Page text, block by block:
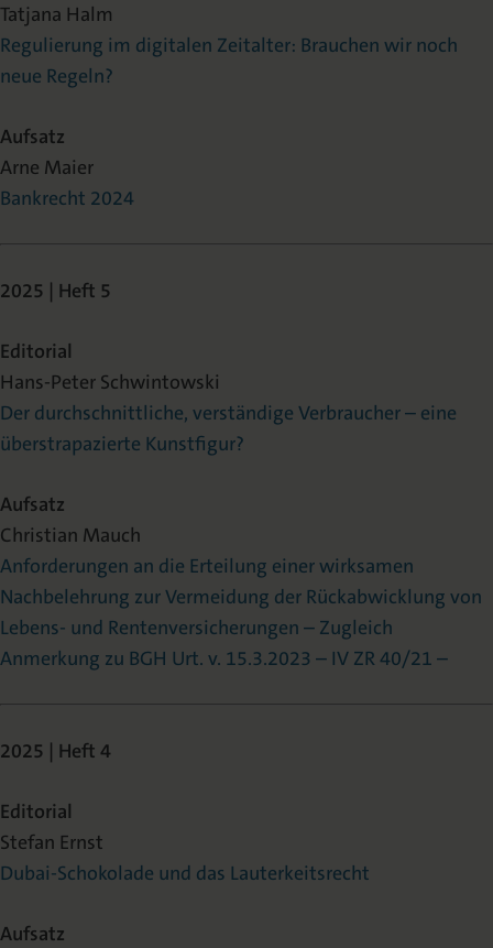
Tatjana Halm
Regulierung im digitalen Zeitalter: Brauchen wir noch
neue Regeln?
Aufsatz
Arne Maier
Bankrecht 2024
2025 | Heft 5
Editorial
Hans-Peter Schwintowski
Der durchschnittliche, verständige Verbraucher – eine
überstrapazierte Kunstfigur?
Aufsatz
Christian Mauch
Anforderungen an die Erteilung einer wirksamen
Nachbelehrung zur Vermeidung der Rückabwicklung von
Lebens- und Rentenversicherungen – Zugleich
Anmerkung zu BGH Urt. v. 15.3.2023 – IV ZR 40/21 –
2025 | Heft 4
Editorial
Stefan Ernst
Dubai-Schokolade und das Lauterkeitsrecht
Aufsatz